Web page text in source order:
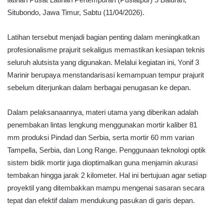
Situbondo, Jawa Timur, Sabtu (11/04/2026).
Latihan tersebut menjadi bagian penting dalam meningkatkan
profesionalisme prajurit sekaligus memastikan kesiapan teknis
seluruh alutsista yang digunakan. Melalui kegiatan ini, Yonif 3
Marinir berupaya menstandarisasi kemampuan tempur prajurit
sebelum diterjunkan dalam berbagai penugasan ke depan.
Dalam pelaksanaannya, materi utama yang diberikan adalah
penembakan lintas lengkung menggunakan mortir kaliber 81
mm produksi Pindad dan Serbia, serta mortir 60 mm varian
Tampella, Serbia, dan Long Range. Penggunaan teknologi optik
sistem bidik mortir juga dioptimalkan guna menjamin akurasi
tembakan hingga jarak 2 kilometer. Hal ini bertujuan agar setiap
proyektil yang ditembakkan mampu mengenai sasaran secara
tepat dan efektif dalam mendukung pasukan di garis depan.